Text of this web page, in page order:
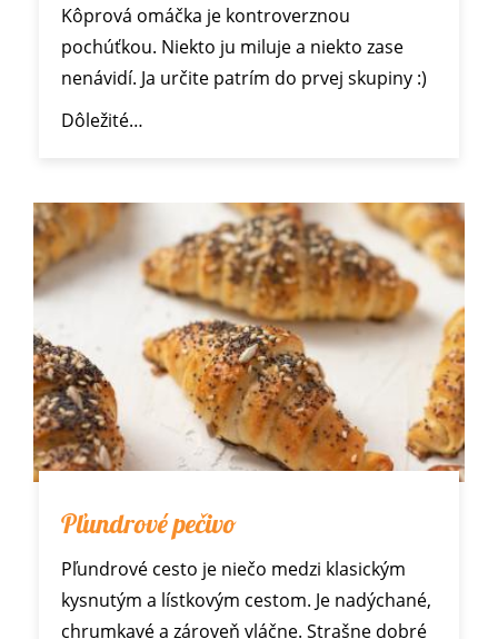
Kôprová omáčka je kontroverznou
pochúťkou. Niekto ju miluje a niekto zase
nenávidí. Ja určite patrím do prvej skupiny :)
Dôležité…
Pľundrové pečivo
Pľundrové cesto je niečo medzi klasickým
kysnutým a lístkovým cestom. Je nadýchané,
chrumkavé a zároveň vláčne. Strašne dobré